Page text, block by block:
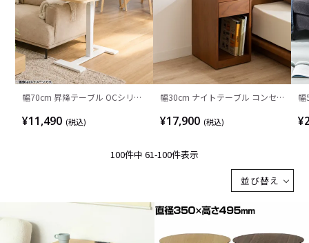
幅70cm 昇降テーブル OCシリー
降デスク 隠しキャスター付き コ
昇降式 作業机 おしゃれ ソファテ
¥11,490 (税込)
幅30cm ナイトテーブル コンセ
ター付き 木製 軽量 コンパクト 引
ゃれ 北欧 リビング 寝室 完成品
¥17,900 (税込)
幅
シ
並び替え
100件中 61-100件表示